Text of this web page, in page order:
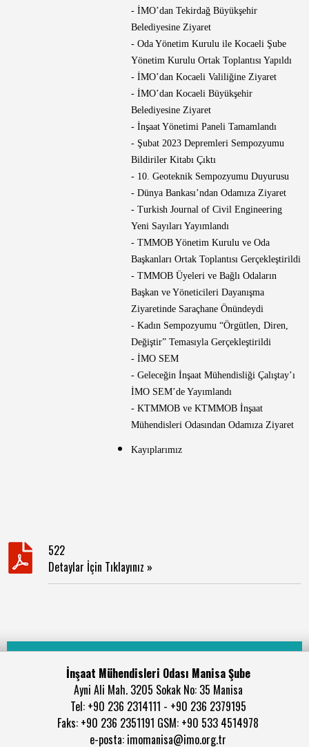
- İMO’dan Tekirdağ Büyükşehir
Belediyesine Ziyaret
- Oda Yönetim Kurulu ile Kocaeli Şube
Yönetim Kurulu Ortak Toplantısı Yapıldı
- İMO’dan Kocaeli Valiliğine Ziyaret
- İMO’dan Kocaeli Büyükşehir
Belediyesine Ziyaret
- İnşaat Yönetimi Paneli Tamamlandı
- Şubat 2023 Depremleri Sempozyumu
Bildiriler Kitabı Çıktı
- 10. Geoteknik Sempozyumu Duyurusu
- Dünya Bankası’ndan Odamıza Ziyaret
- Turkish Journal of Civil Engineering
Yeni Sayıları Yayımlandı
- TMMOB Yönetim Kurulu ve Oda
Başkanları Ortak Toplantısı Gerçekleştirildi
- TMMOB Üyeleri ve Bağlı Odaların
Başkan ve Yöneticileri Dayanışma
Ziyaretinde Saraçhane Önündeydi
- Kadın Sempozyumu “Örgütlen, Diren,
Değiştir” Temasıyla Gerçekleştirildi
- İMO SEM
- Geleceğin İnşaat Mühendisliği Çalıştay’ı
İMO SEM’de Yayımlandı
- KTMMOB ve KTMMOB İnşaat
Mühendisleri Odasından Odamıza Ziyaret
Kayıplarımız
522
Detaylar İçin Tıklayınız »
İnşaat Mühendisleri Odası Manisa Şube
Ayni Ali Mah. 3205 Sokak No: 35 Manisa
Tel: +90 236 2314111 - +90 236 2379195
Faks: +90 236 2351191 GSM: +90 533 4514978
e-posta: imomanisa@imo.org.tr